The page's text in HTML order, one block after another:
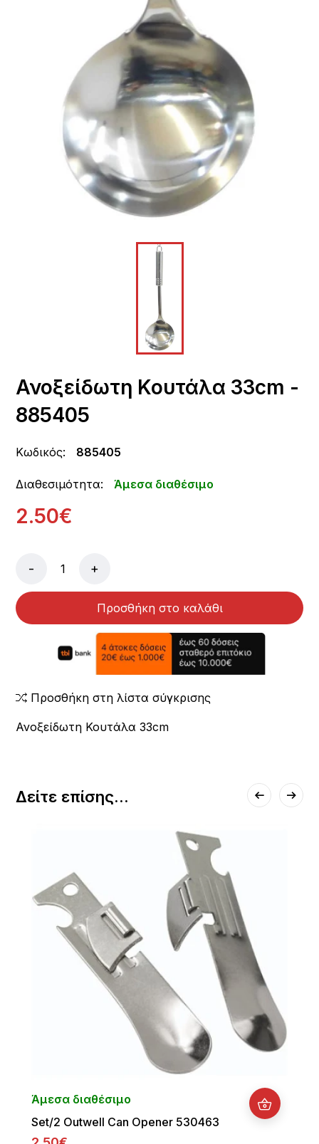
Ανοξείδωτη Κουτάλα 33cm -
885405
Κωδικός: 885405
Διαθεσιμότητα: Άμεσα διαθέσιμο
2.50€
- +
Προσθήκη στο καλάθι
Προσθήκη στη λίστα σύγκρισης
Ανοξείδωτη Κουτάλα 33cm
Δείτε επίσης...
Άμεσα διαθέσιμο
Set/2 Outwell Can Opener 530463